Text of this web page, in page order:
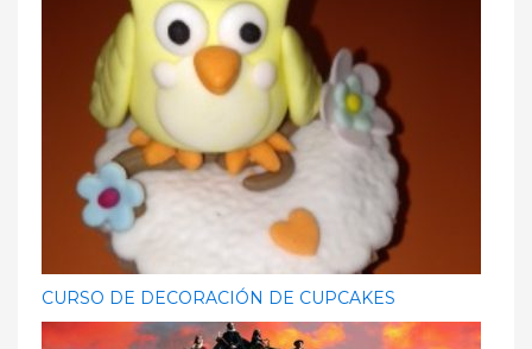
CURSO DE DECORACIÓN DE CUPCAKES